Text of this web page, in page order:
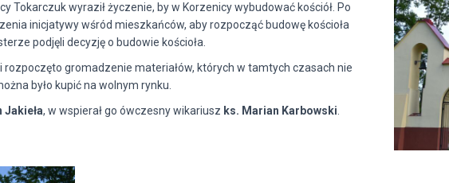
Tokarczuk wyraził życzenie, by w Korzenicy wybudować kościół. Po
inicjatywy wśród mieszkańców, aby rozpocząć budowę kościoła
podjęli decyzję o budowie kościoła.
rozpoczęto gromadzenie materiałów, których w tamtych czasach nie
było kupić na wolnym rynku.
Jakieła, w wspierał go ówczesny wikariusz ks. Marian Karbowski